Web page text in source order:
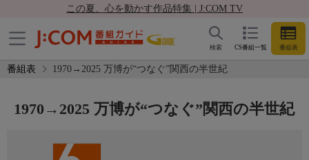
この夏、心を動かす作品特集 | J:COM TV
CS番組一覧 番組表
検索
番組表 1970→2025 万博が“つなぐ”関西の半世紀
1970→2025 万博が“つなぐ”関西の半世紀